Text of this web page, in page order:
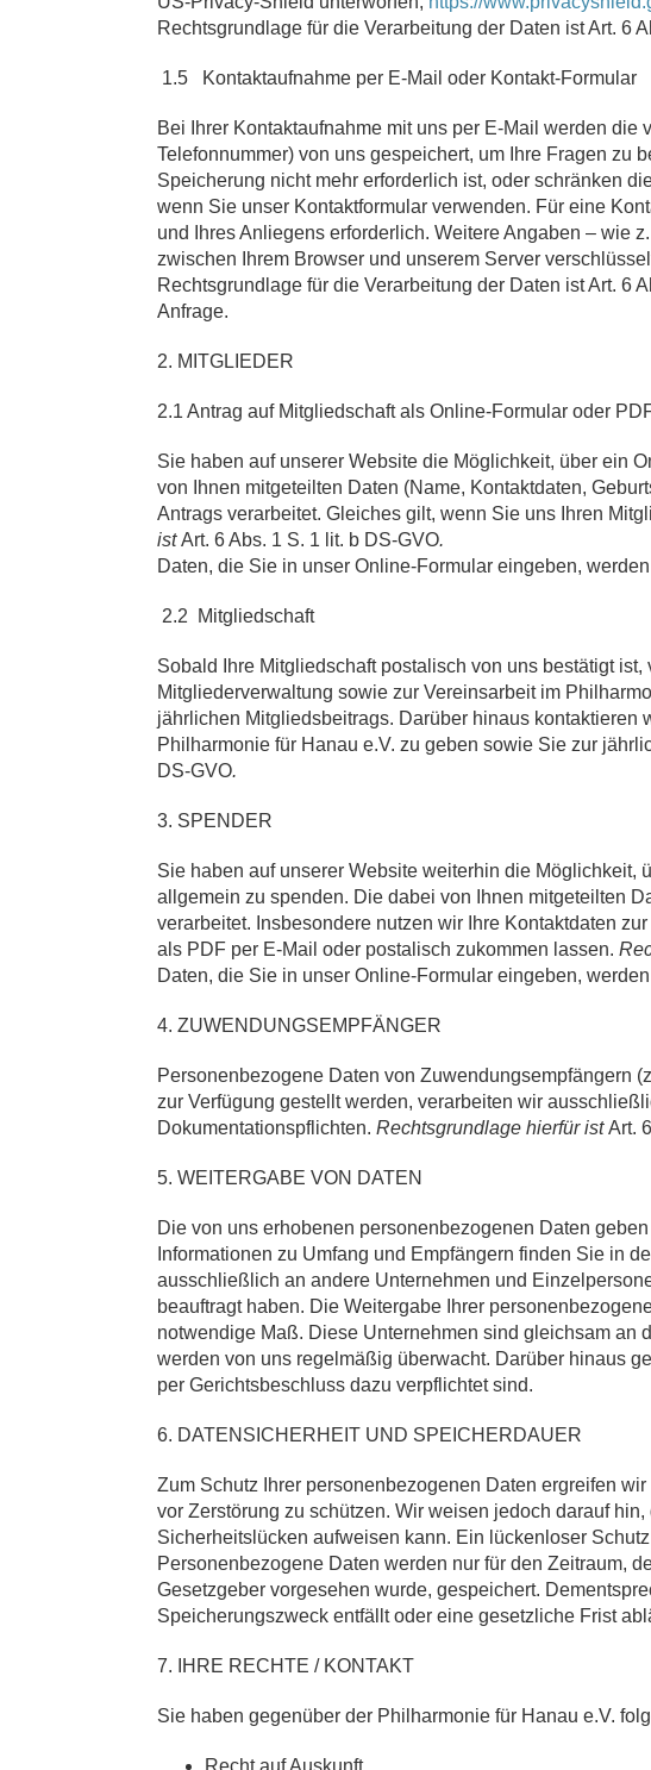
Rechtsgrundlage für die Verarbeitung der Daten ist Art. 6
1.5 Kontaktaufnahme per E-Mail oder Kontakt-Formular
Bei Ihrer Kontaktaufnahme mit uns per E-Mail werden
Telefonnummer) von uns gespeichert, um Ihre Fragen zu
Speicherung nicht mehr erforderlich ist, oder schränken
wenn Sie unser Kontaktformular verwenden. Für eine
und Ihres Anliegens erforderlich. Weitere Angaben – wie
zwischen Ihrem Browser und unserem Server
Rechtsgrundlage für die Verarbeitung der Daten ist Art. 6
Anfrage.
2. MITGLIEDER
2.1 Antrag auf Mitgliedschaft als Online-Formular oder
Sie haben auf unserer Website die Möglichkeit, über ein
von Ihnen mitgeteilten Daten (Name, Kontaktdaten,
Antrags verarbeitet. Gleiches gilt, wenn Sie uns Ihren
istArt. 6 Abs. 1 S. 1 lit. b DS-GVO.
Daten, die Sie in unser Online-Formular eingeben,
2.2 Mitgliedschaft
Sobald Ihre Mitgliedschaft postalisch von uns bestätigt
Mitgliederverwaltung sowie zur Vereinsarbeit im
jährlichen Mitgliedsbeitrags. Darüber hinaus
Philharmonie für Hanau e.V. zu geben sowie Sie zur
DS-GVO.
3. SPENDER
Sie haben auf unserer Website weiterhin die Möglichkeit,
allgemein zu spenden. Die dabei von Ihnen mitgeteilten
verarbeitet. Insbesondere nutzen wir Ihre Kontaktdaten
als PDF per E-Mail oder postalisch zukommen lassen.
Daten, die Sie in unser Online-Formular eingeben,
4. ZUWENDUNGSEMPFÄNGER
Personenbezogene Daten von Zuwendungsempfängern
zur Verfügung gestellt werden, verarbeiten wir
Dokumentationspflichten. Rechtsgrundlage hierfür istArt.
5. WEITERGABE VON DATEN
Die von uns erhobenen personenbezogenen Daten
Informationen zu Umfang und Empfängern finden Sie in
ausschließlich an andere Unternehmen und
beauftragt haben. Die Weitergabe Ihrer
notwendige Maß. Diese Unternehmen sind gleichsam an
werden von uns regelmäßig überwacht. Darüber hinaus
per Gerichtsbeschluss dazu verpflichtet sind.
6. DATENSICHERHEIT UND SPEICHERDAUER
Zum Schutz Ihrer personenbezogenen Daten ergreifen
vor Zerstörung zu schützen. Wir weisen jedoch darauf
Sicherheitslücken aufweisen kann. Ein lückenloser
Personenbezogene Daten werden nur für den Zeitraum,
Gesetzgeber vorgesehen wurde, gespeichert.
Speicherungszweck entfällt oder eine gesetzliche Frist
7. IHRE RECHTE / KONTAKT
Sie haben gegenüber der Philharmonie für Hanau e.V.
Recht auf Auskunft